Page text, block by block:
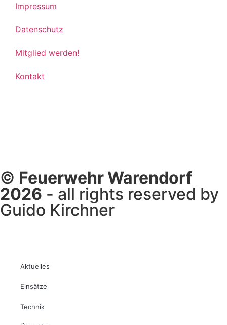
Impressum
Datenschutz
Mitglied werden!
Kontakt
© Feuerwehr Warendorf
2026 - all rights reserved by
Guido Kirchner
Aktuelles
Einsätze
Technik